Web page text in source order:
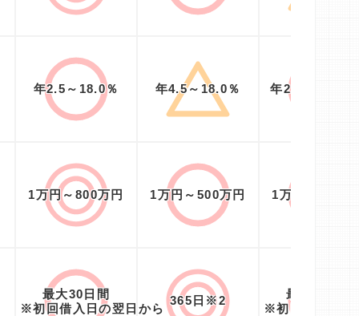
年2.5～18.0％ 年4.5～18.0％ 年2.4％～17.9
1万円～800万円 1万円～500万円 1万円～800万
最大30日間
※初回借入日の翌日から
365日※2 最大30日間
※初回契約日の